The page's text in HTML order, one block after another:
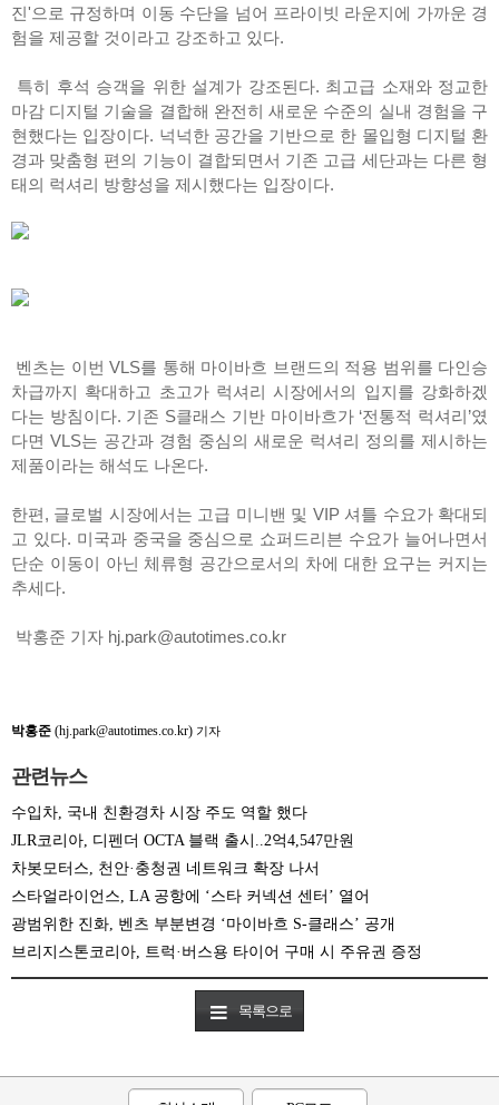
진'으로 규정하며 이동 수단을 넘어 프라이빗 라운지에 가까운 경
험을 제공할 것이라고 강조하고 있다.
특히 후석 승객을 위한 설계가 강조된다. 최고급 소재와 정교한
마감 디지털 기술을 결합해 완전히 새로운 수준의 실내 경험을 구
현했다는 입장이다. 넉넉한 공간을 기반으로 한 몰입형 디지털 환
경과 맞춤형 편의 기능이 결합되면서 기존 고급 세단과는 다른 형
태의 럭셔리 방향성을 제시했다는 입장이다.
벤츠는 이번 VLS를 통해 마이바흐 브랜드의 적용 범위를 다인승
차급까지 확대하고 초고가 럭셔리 시장에서의 입지를 강화하겠
다는 방침이다. 기존 S클래스 기반 마이바흐가 ‘전통적 럭셔리’였
다면 VLS는 공간과 경험 중심의 새로운 럭셔리 정의를 제시하는
제품이라는 해석도 나온다.
한편, 글로벌 시장에서는 고급 미니밴 및 VIP 셔틀 수요가 확대되
고 있다. 미국과 중국을 중심으로 쇼퍼드리븐 수요가 늘어나면서
단순 이동이 아닌 체류형 공간으로서의 차에 대한 요구는 커지는
추세다.
박홍준 기자 hj.park@autotimes.co.kr
박홍준 (hj.park@autotimes.co.kr) 기자
관련뉴스
수입차, 국내 친환경차 시장 주도 역할 했다
JLR코리아, 디펜더 OCTA 블랙 출시..2억4,547만원
차봇모터스, 천안·충청권 네트워크 확장 나서
스타얼라이언스, LA 공항에 ‘스타 커넥션 센터’ 열어
광범위한 진화, 벤츠 부분변경 ‘마이바흐 S-클래스’ 공개
브리지스톤코리아, 트럭·버스용 타이어 구매 시 주유권 증정
목록으로